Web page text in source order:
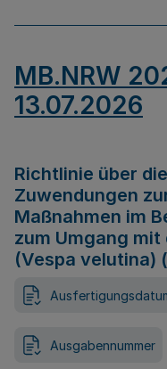
MB.NRW
13.07.2026
Richtlinie über
Zuwendungen
Maßnahmen im
zum Umgang
(Vespa velutina)
Ausgabennummer